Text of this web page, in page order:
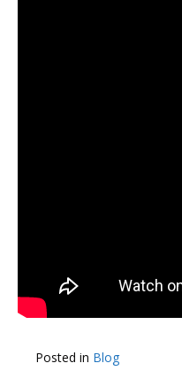
Posted in Blog